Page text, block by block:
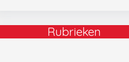
Rubrieken